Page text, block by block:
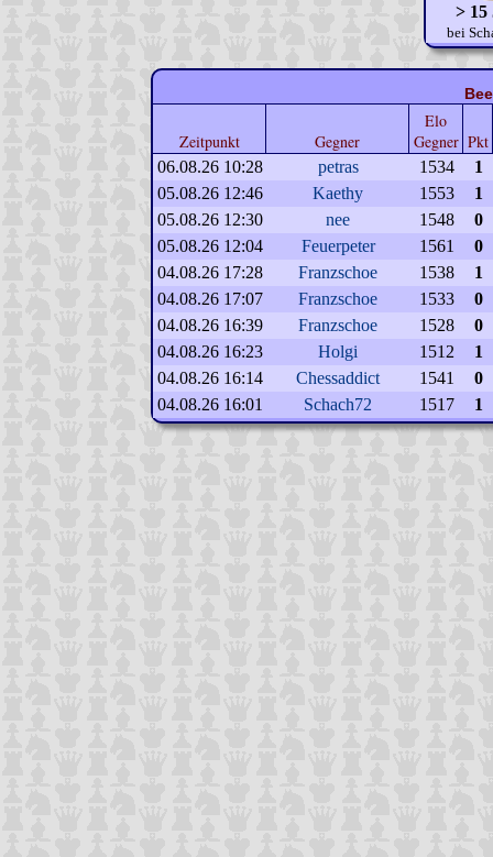
> 15
bei
Zeitpunkt Gegner
Elo
Gegner Pkt
06.08.26 10:28 petras 1534
1
05.08.26 12:46
Kaethy 1553
1
05.08.26 12:30
nee 1548
0
05.08.26 12:04
Feuerpeter 1561
0
04.08.26 17:28
Franzschoe 1538
1
04.08.26 17:07
Franzschoe 1533
0
04.08.26 16:39
Franzschoe 1528
0
04.08.26 16:23
Holgi 1512
1
04.08.26 16:14
Chessaddict 1541
0
04.08.26 16:01
Schach72 1517 1